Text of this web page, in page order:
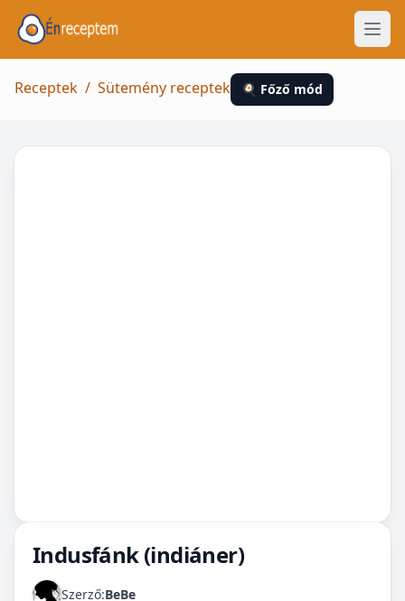
Receptek / Sütemény receptek 🍳 Főző mód
Indusfánk (indiáner)
Szerző:BeBe